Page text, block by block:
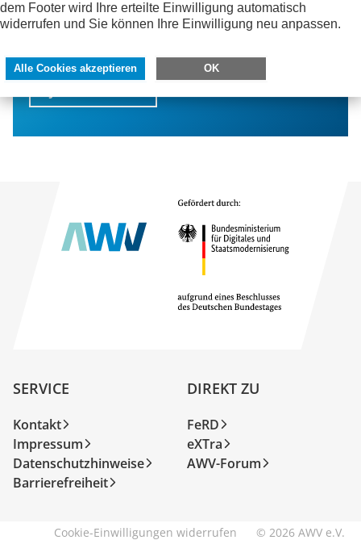
Mit dem AWV-Newsletter erfahren Sie von neuen
Publikationen, interessanten Veranstaltungen
Facharbeit.
SERVICE
Kontakt
Impressum
Datenschutzhinweise
Barrierefreiheit
DIREKT ZU
FeRD
eXTra
AWV-Forum
Cookie-Einwilligungen widerrufen © 2026 AWV e.V.
dem Footer wird Ihre erteilte Einwilligung automatisch
widerrufen und Sie können Ihre Einwilligung neu anpassen.
Alle Cookies akzeptieren OK